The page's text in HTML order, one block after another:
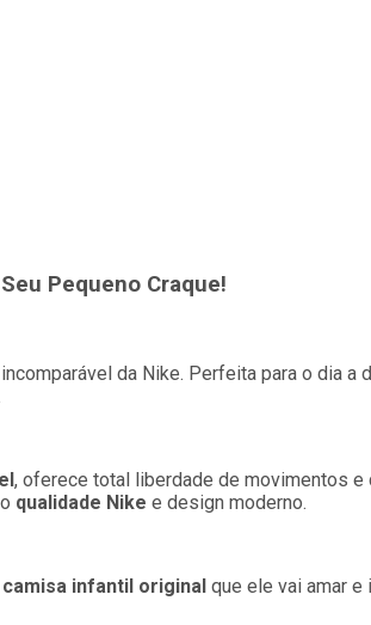
Pequeno Craque!
da Nike. Perfeita para o dia a
, oferece total liberdade de movimentos e
qualidade Nike e design moderno.
camisa infantil original que ele vai amar e